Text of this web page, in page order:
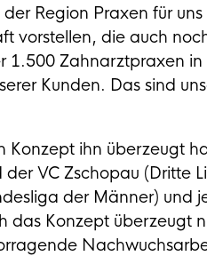
Region Praxen für
vorstellen, die auch
1.500 Zahnarztpraxen
Kunden. Das sind
Konzept ihn überzeugt
VC Zschopau (Dritte
der Männer) und
das Konzept überzeugt